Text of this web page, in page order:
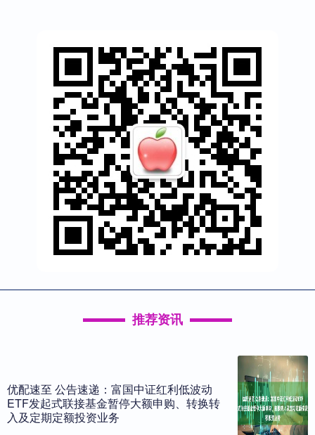
推荐资讯
优配速至 公告速递：富国中证红利低波动
ETF发起式联接基金暂停大额申购、转换转
入及定期定额投资业务